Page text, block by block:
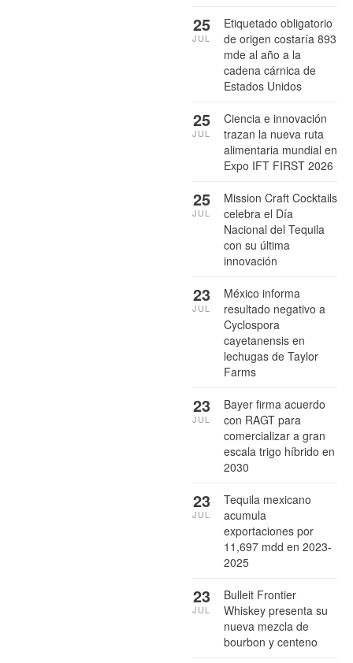
Etiquetado obligatorio
de origen costaría 893
mde al año a la
cadena cárnica de
Estados Unidos
25
JUL
Ciencia e innovación
trazan la nueva ruta
alimentaria mundial en
Expo IFT FIRST 2026
25
JUL
Mission Craft Cocktails
celebra el Día
Nacional del Tequila
con su última
innovación
25
JUL
México informa
resultado negativo a
Cyclospora
cayetanensis en
lechugas de Taylor
Farms
23
JUL
Bayer firma acuerdo
con RAGT para
comercializar a gran
escala trigo híbrido en
2030
23
JUL
Tequila mexicano
acumula
exportaciones por
11,697 mdd en 2023-
2025
23
JUL
Bulleit Frontier
Whiskey presenta su
nueva mezcla de
bourbon y centeno
23
JUL